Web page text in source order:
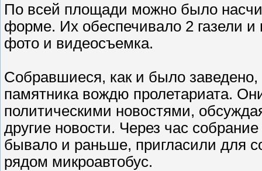
По всей площади можно было
форме. Их обеспечивало 2 газели и
фото и видеосъемка.
Собравшиеся, как и было заведено,
памятника вождю пролетариата.
политическими новостями,
другие новости. Через час
бывало и раньше, пригласили для
рядом микроавтобус.